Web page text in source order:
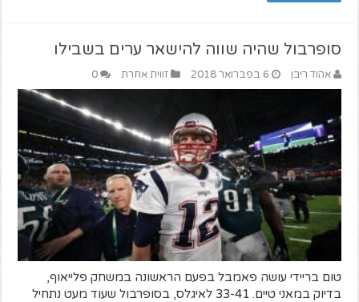
סופרבול שהיה שווה להישאר ערים בשבילו
אהוד ריבן 6 בפברואר 2018 זווית אחרת 0
טום בריידי עושה פאמבל בפעם הראשונה במשחק פלייאוף,
בדיוק במאני טיים. 33-41 לאיגלס, בסופרבול שעוד מעט נתחיל